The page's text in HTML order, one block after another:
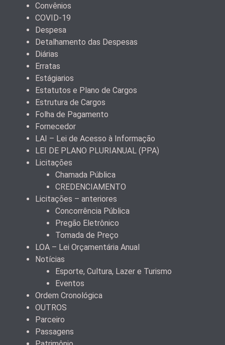
Convênios
COVID-19
Despesa
Detalhamento das Despesas
Diárias
Erratas
Estágiarios
Estatutos e Plano de Cargos
Estrutura de Cargos
Folha de Pagamento
Fornecedor
LAI – Lei de Acesso à Informação
LEI DE PLANO PLURIANUAL (PPA)
Licitações
Chamada Pública
CREDENCIAMENTO
Licitações – anteriores
Concorrência Pública
Pregão Eletrônico
Tomada de Preço
LOA – Lei Orçamentária Anual
Notícias
Esporte, Cultura, Lazer e Turismo
Eventos
Ordem Cronológica
OUTROS
Parceiro
Passagens